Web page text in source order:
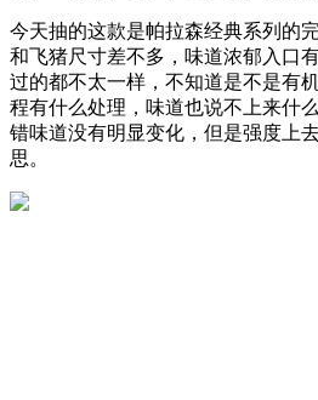
今天抽的这款是帕拉森经典系列的
和飞猪尺寸差不多，味道浓郁入口
过的都不太一样，不知道是不是有
程有什么处理，味道也说不上来什
错味道没有明显变化，但是强度上
思。